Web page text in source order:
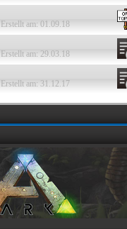
Erstellt am: 01.09.18
Erstellt am: 29.03.18
Erstellt am: 31.12.17
ARK Community